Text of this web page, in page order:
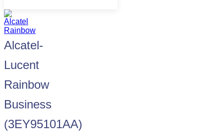
Alcatel-
Lucent
Rainbow
Business
(3EY95101AA)